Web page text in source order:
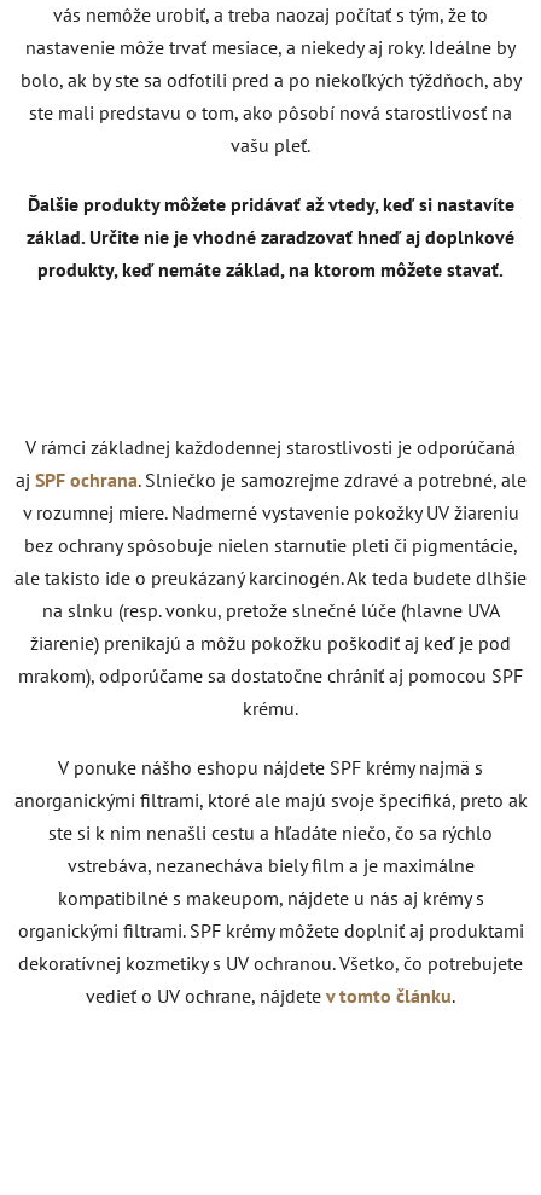
vás nemôže urobiť, a treba naozaj počítať s tým, že to
nastavenie môže trvať mesiace, a niekedy aj roky. Ideálne by
bolo, ak by ste sa odfotili pred a po niekoľkých týždňoch, aby
ste mali predstavu o tom, ako pôsobí nová starostlivosť na
vašu pleť.
Ďalšie produkty môžete pridávať až vtedy, keď si nastavíte
základ. Určite nie je vhodné zaradzovať hneď aj doplnkové
produkty, keď nemáte základ, na ktorom môžete stavať.
V rámci základnej každodennej starostlivosti je odporúčaná
aj SPF ochrana. Slniečko je samozrejme zdravé a potrebné, ale
v rozumnej miere. Nadmerné vystavenie pokožky UV žiareniu
bez ochrany spôsobuje nielen starnutie pleti či pigmentácie,
ale takisto ide o preukázaný karcinogén. Ak teda budete dlhšie
na slnku (resp. vonku, pretože slnečné lúče (hlavne UVA
žiarenie) prenikajú a môžu pokožku poškodiť aj keď je pod
mrakom), odporúčame sa dostatočne chrániť aj pomocou SPF
krému.
V ponuke nášho eshopu nájdete SPF krémy najmä s
anorganickými filtrami, ktoré ale majú svoje špecifiká, preto ak
ste si k nim nenašli cestu a hľadáte niečo, čo sa rýchlo
vstrebáva, nezanecháva biely film a je maximálne
kompatibilné s makeupom, nájdete u nás aj krémy s
organickými filtrami. SPF krémy môžete doplniť aj produktami
dekoratívnej kozmetiky s UV ochranou. Všetko, čo potrebujete
vedieť o UV ochrane, nájdete v tomto článku.